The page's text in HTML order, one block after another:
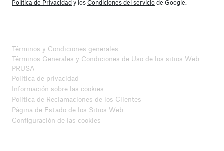
Política de Privacidady losCondiciones del serviciode Google.
Términos y Condiciones generales
Términos Generales y Condiciones de Uso de los sitios Web
PRUSA
Política de privacidad
Información sobre las cookies
Política de Reclamaciones de los Clientes
Página de Estado de los Sitios Web
Configuración de las cookies